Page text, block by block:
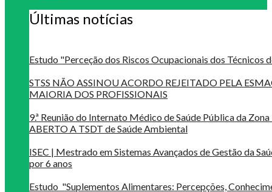
Últimas notícias
Estudo "Perceção dos Riscos Ocupacionais dos Técnicos
STSS NÃO ASSINOU ACORDO REJEITADO PELA
MAIORIA DOS PROFISSIONAIS
9.ª Reunião do Internato Médico de Saúde Pública da
ABERTO A TSDT de Saúde Ambiental
ISEC | Mestrado em Sistemas Avançados de Gestão da
por 6 anos
Estudo "Suplementos Alimentares: Percepções,